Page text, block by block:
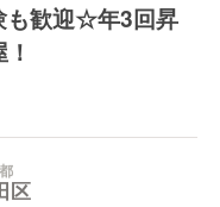
も歓迎☆年3回昇
区